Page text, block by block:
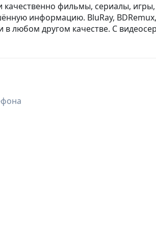
качественно фильмы, сериалы,
информацию. BluRay,
в любом другом качестве. С
и гугл дисков. 1 Гбайт = 1000 сум.
и сложности файлов.